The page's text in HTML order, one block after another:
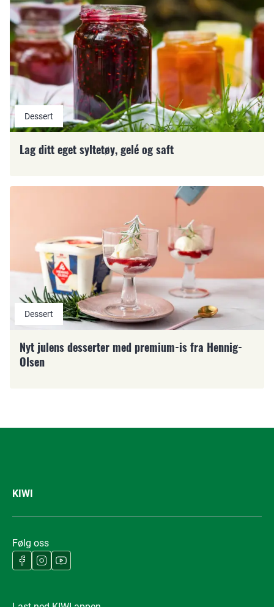
Dessert
Lag ditt eget syltetøy, gelé og saft
Dessert
Nyt julens desserter med premium-is fra Hennig-
Olsen
KIWI
Følg oss